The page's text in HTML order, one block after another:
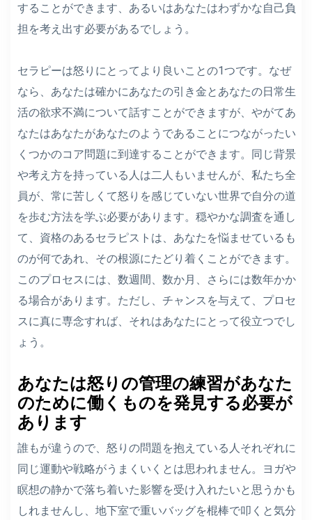
することができます、あるいはあなたはわずかな自己負
担を考え出す必要があるでしょう。
セラピーは怒りにとってより良いことの1つです。なぜ
なら、あなたは確かにあなたの引き金とあなたの日常生
活の欲求不満について話すことができますが、やがてあ
なたはあなたがあなたのようであることにつながったい
くつかのコア問題に到達することができます。同じ背景
や考え方を持っている人は二人もいませんが、私たち全
員が、常に苦しくて怒りを感じていない世界で自分の道
を歩む方法を学ぶ必要があります。穏やかな調査を通し
て、資格のあるセラピストは、あなたを悩ませているも
のが何であれ、その根源にたどり着くことができます。
このプロセスには、数週間、数か月、さらには数年かか
る場合があります。ただし、チャンスを与えて、プロセ
スに真に専念すれば、それはあなたにとって役立つでし
ょう。
あなたは怒りの管理の練習があなた
のために働くものを発見する必要が
あります
誰もが違うので、怒りの問題を抱えている人それぞれに
同じ運動や戦略がうまくいくとは思われません。ヨガや
瞑想の静かで落ち着いた影響を受け入れたいと思うかも
しれませんし、地下室で重いバッグを棍棒で叩くと気分